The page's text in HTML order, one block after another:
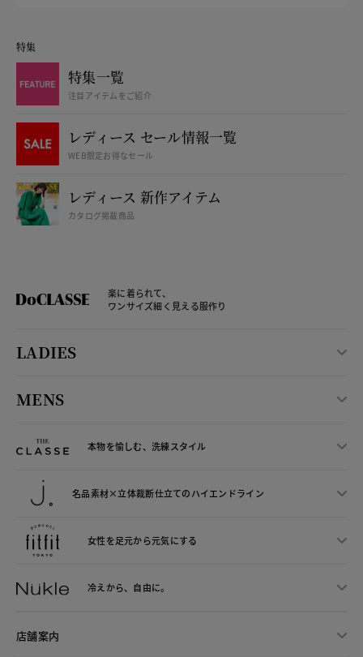
特集
特集一覧
注目アイテムをご紹介
レディース セール情報一覧
WEB限定お得なセール
レディース 新作アイテム
カタログ掲載商品
楽に着られて、
ワンサイズ細く見える服作り
LADIES
MENS
本物を愉しむ、洗練スタイル
名品素材×立体裁断仕立てのハイエンドライン
女性を足元から元気にする
冷えから、 自由に。
店舗案内